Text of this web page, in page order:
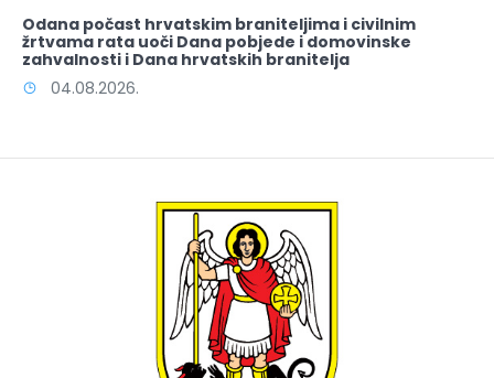
Odana počast hrvatskim braniteljima i civilnim
žrtvama rata uoči Dana pobjede i domovinske
zahvalnosti i Dana hrvatskih branitelja
04.08.2026.